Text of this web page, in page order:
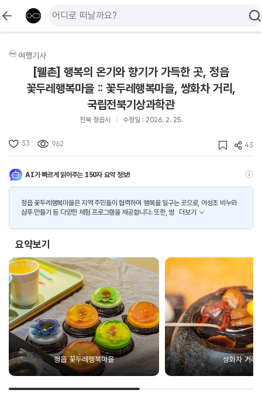
여행기사
[웰촌] 행복의 온기와 향기가 가득한 곳, 정읍
꽃두레행복마을 :: 꽃두레행복마을, 쌍화차 거리,
국립전북기상과학관
전북 정읍시 수정일 : 2026. 2. 25.
33 962 43
AI가 빠르게 읽어주는 150자 요약 정보!
정읍 꽃두레행복마을은 지역 주민들이 협력하여 행복을 일구는 곳으로, 어성초 비누와
샴푸 만들기 등 다양한 체험 프로그램을 제공합니다. 또한, 쌍
더보기
요약보기
정읍 꽃두레행복마을 쌍화차 거리